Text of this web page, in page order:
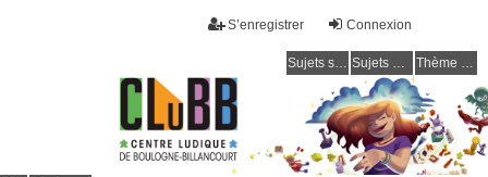
Connexion
S’enregistrer
Sujets sans réponse Sujets actifs Thème clair / foncé